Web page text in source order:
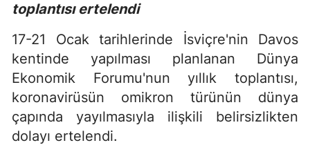
toplantısı ertelendi
17-21 Ocak tarihlerinde İsviçre'nin Davos
kentinde yapılması planlanan Dünya
Ekonomik Forumu'nun yıllık toplantısı,
koronavirüsün omikron türünün dünya
çapında yayılmasıyla ilişkili belirsizlikten
dolayı ertelendi.